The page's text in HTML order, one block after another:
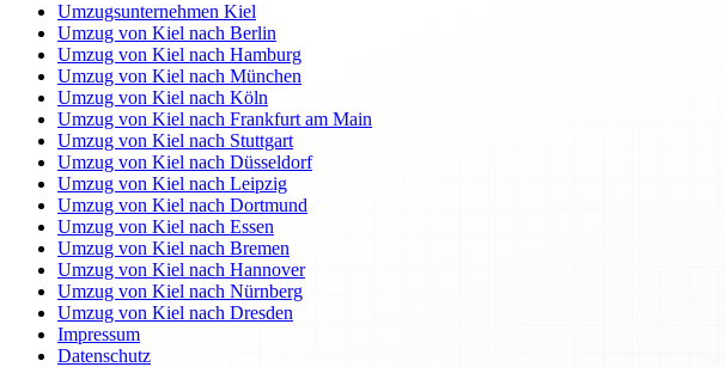
Umzugsunternehmen Kiel
Umzug von Kiel nach Berlin
Umzug von Kiel nach Hamburg
Umzug von Kiel nach München
Umzug von Kiel nach Köln
Umzug von Kiel nach Frankfurt am Main
Umzug von Kiel nach Stuttgart
Umzug von Kiel nach Düsseldorf
Umzug von Kiel nach Leipzig
Umzug von Kiel nach Dortmund
Umzug von Kiel nach Essen
Umzug von Kiel nach Bremen
Umzug von Kiel nach Hannover
Umzug von Kiel nach Nürnberg
Umzug von Kiel nach Dresden
Impressum
Datenschutz